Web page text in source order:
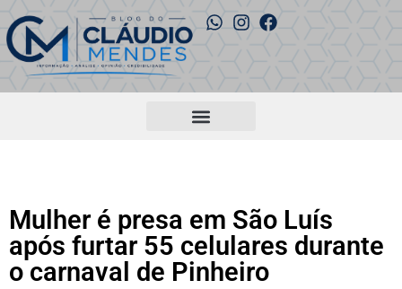
Mulher é presa em São Luís
após furtar 55 celulares durante
o carnaval de Pinheiro